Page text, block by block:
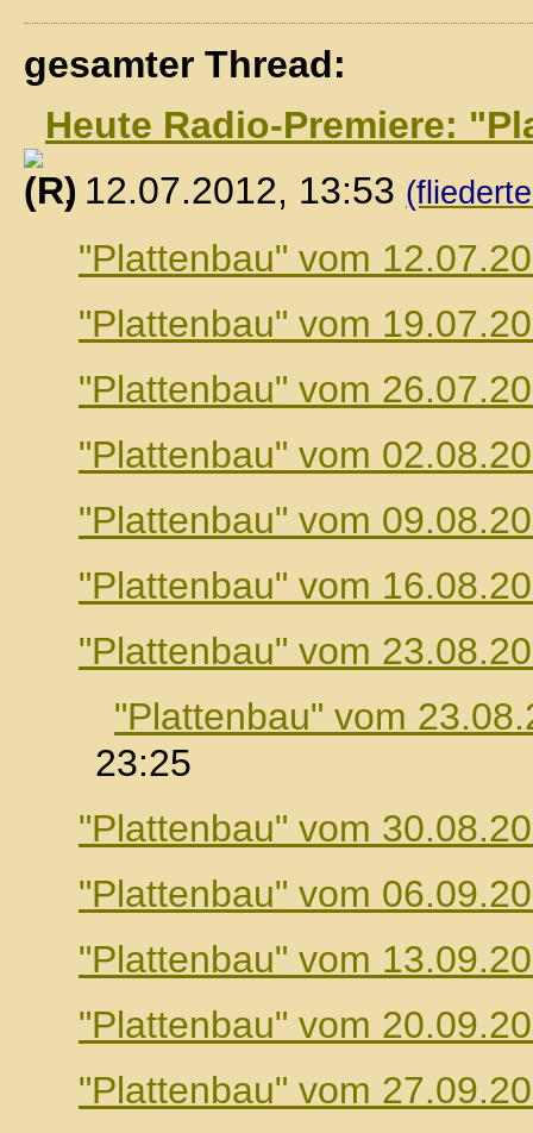
gesamter Thread:
Heute Radio-Premiere:
, 12.07.2012, 13:53
"Plattenbau" vom
"Plattenbau" vom
"Plattenbau" vom
"Plattenbau" vom
"Plattenbau" vom
"Plattenbau" vom
"Plattenbau" vom
"Plattenbau" vom
23:25
"Plattenbau" vom
"Plattenbau" vom
"Plattenbau" vom
"Plattenbau" vom
"Plattenbau" vom